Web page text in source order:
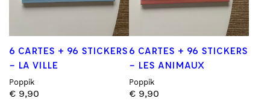
6 CARTES + 96 STICKERS
– LA VILLE
Poppik
€ 9,90
6 CARTES + 96 STICKERS
– LES ANIMAUX
Poppik
€ 9,90